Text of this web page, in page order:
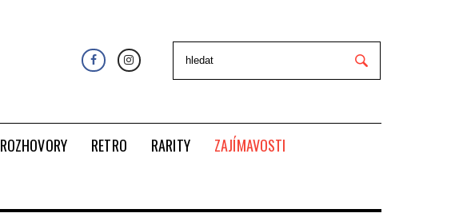
ROZHOVORY RETRO RARITY
ZAJÍMAVOSTI